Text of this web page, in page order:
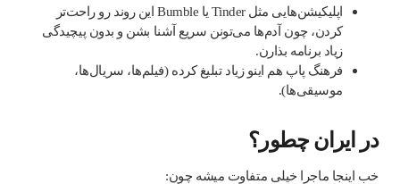
اپلیکیشن‌هایی مثل Tinder یا Bumble این روند رو راحت‌تر
کردن، چون آدم‌ها می‌تونن سریع آشنا بشن و بدون پیچیدگی
زیاد برنامه بذارن.
فرهنگ پاپ هم اینو زیاد تبلیغ کرده (فیلم‌ها، سریال‌ها،
موسیقی‌ها).
در ایران چطور؟
خب اینجا ماجرا خیلی متفاوت میشه چون: